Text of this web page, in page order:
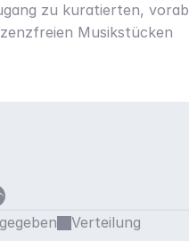
zu kuratierten, vorab
Musikstücken
Verteilung